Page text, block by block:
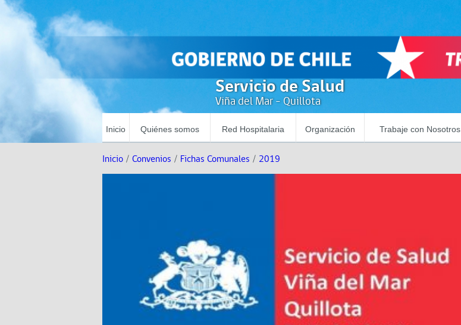
Servicio de Salud
Viña del Mar - Quillota
Inicio Quiénes somos Red Hospitalaria Organización Trabaje con Nosotros
Inicio / Convenios / Fichas Comunales / 2019